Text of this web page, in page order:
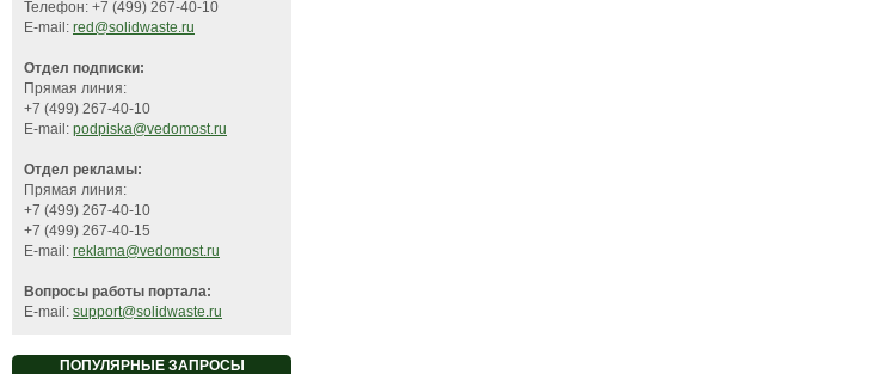
Телефон: +7 (499) 267-40-10
E-mail: red@solidwaste.ru
Отдел подписки:
Прямая линия:
+7 (499) 267-40-10
E-mail: podpiska@vedomost.ru
Отдел рекламы:
Прямая линия:
+7 (499) 267-40-10
+7 (499) 267-40-15
E-mail: reklama@vedomost.ru
Вопросы работы портала:
E-mail: support@solidwaste.ru
ПОПУЛЯРНЫЕ ЗАПРОСЫ